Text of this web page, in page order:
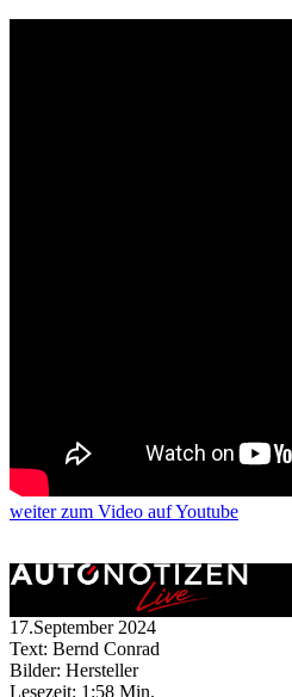
weiterzum Video auf Youtube
17.September 2024
Text: Bernd Conrad
Bilder: Hersteller
Lesezeit: 1:58 Min.